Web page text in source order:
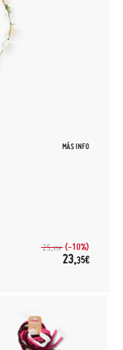
MÁS INFO
25,95€ (-10%)
23,35€